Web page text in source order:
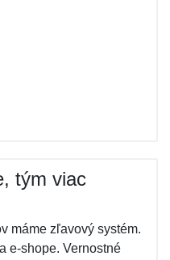
tým viac
máme zľavový systém.
e-shope. Vernostné